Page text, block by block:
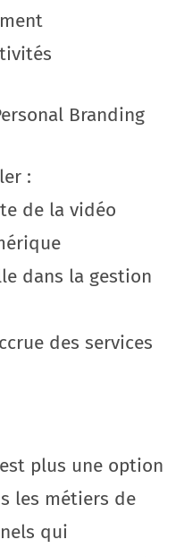
Branding
:
de la vidéo
dans la gestion
des services
plus une option
les métiers de
qui